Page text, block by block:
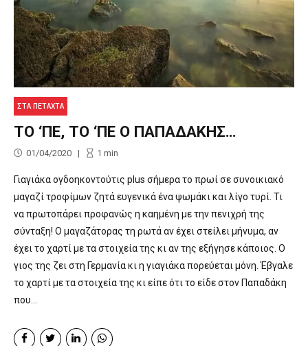
ΣΤΑ ΠΕΤΑΧΤΆ
ΤΟ ‘ΠΕ, ΤΟ ‘ΠΕ Ο ΠΑΠΑΔΑΚΗΣ…
01/04/2020 1 min
Γιαγιάκα ογδοηκοντούτις plus σήμερα το πρωί σε συνοικιακό
μαγαζί τροφίμων ζητά ευγενικά ένα ψωμάκι και λίγο τυρί. Τι
να πρωτοπάρει προφανώς η καημένη με την πενιχρή της
σύνταξη! Ο μαγαζάτορας τη ρωτά αν έχει στείλει μήνυμα, αν
έχει το χαρτί με τα στοιχεία της κι αν της εξήγησε κάποιος. Ο
γιος της ζει στη Γερμανία κι η γιαγιάκα πορεύεται μόνη. Έβγαλε
το χαρτί με τα στοιχεία της κι είπε ότι το είδε στον Παπαδάκη
που...